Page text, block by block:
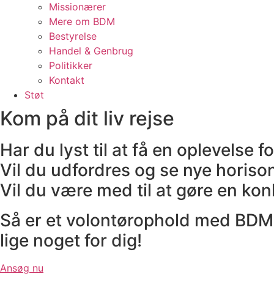
Missionærer
Mere om BDM
Bestyrelse
Handel & Genbrug
Politikker
Kontakt
Støt
Kom på dit liv rejse
Har du lyst til at få en oplevelse
Vil du udfordres og se nye
Vil du være med til at gøre en
Så er et volontørophold med BDM
lige noget for dig!
Ansøg nu